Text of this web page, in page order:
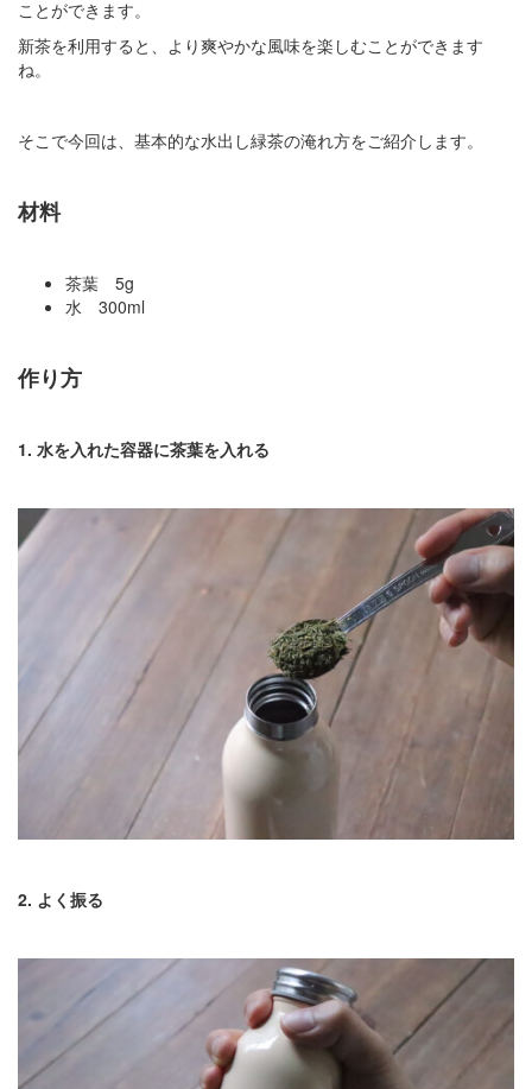
ことができます。
新茶を利用すると、より爽やかな風味を楽しむことができます
ね。
そこで今回は、基本的な水出し緑茶の淹れ方をご紹介します。
材料
茶葉 5g
水 300ml
作り方
1. 水を入れた容器に茶葉を入れる
2. よく振る